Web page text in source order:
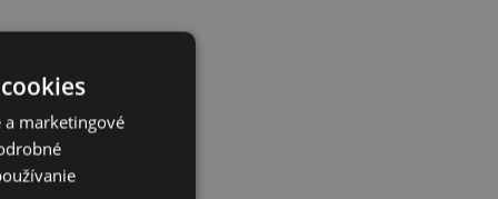
marketingové